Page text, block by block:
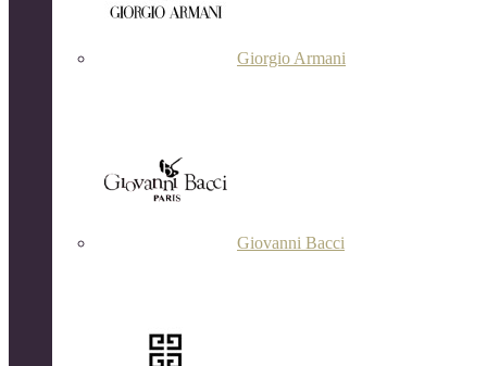
Giorgio Armani
Giovanni Bacci